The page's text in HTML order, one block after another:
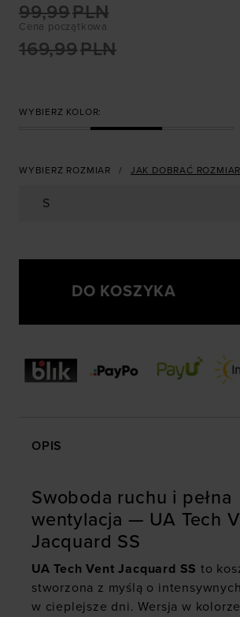
Cena początkowa
169,99PLN
99,99PLN
WYBIERZ KOLOR:
WYBIERZ ROZMIAR JAK DOBRAĆ ROZMIAR
S
DO KOSZYKA
OPIS
Swoboda ruchu i pełna
wentylacja — UA Tech
Jacquard SS
UA Tech Vent Jacquard SS to
stworzona z myślą o
w cieplejsze dni. Wersja w